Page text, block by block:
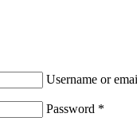
Username or
Password *